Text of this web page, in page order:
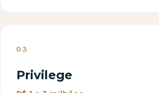
03
Privilege